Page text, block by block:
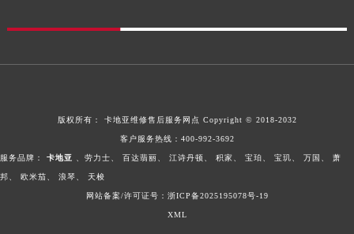
陕西省渭南市临渭区东风大街卡地亚售后服务中心（需提前预约）
陕西省榆林市榆阳区长兴路卡地亚售后服务中心（需提前预约）
新疆维吾尔自治区阿克苏市东大街卡地亚售后服务中心（需提前预约）
版权所有： 卡地亚维修售后服务网点 Copyright © 2018-2032
客户服务热线： 400-992-3692
服务品牌： 卡地亚 、劳力士、 百达翡丽、 江诗丹顿、 积家、 宝珀、 宝玑、 万国、 萧
邦、 欧米茄、 浪琴、 天梭
网站备案/许可证号：浙ICP备2025195078号-19
XML